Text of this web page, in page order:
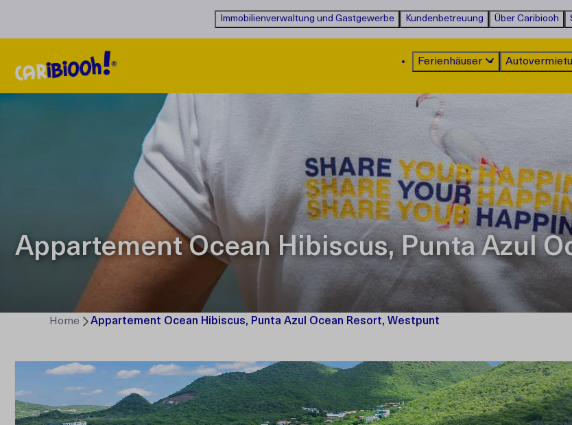
Immobilienverwaltung und Gastgewerbe Kundenbetreuung Über Caribiooh
Ferienhäuser
Appartement Ocean Hibiscus, Punta Azul
Home Appartement Ocean Hibiscus, Punta Azul Ocean Resort, Westpunt